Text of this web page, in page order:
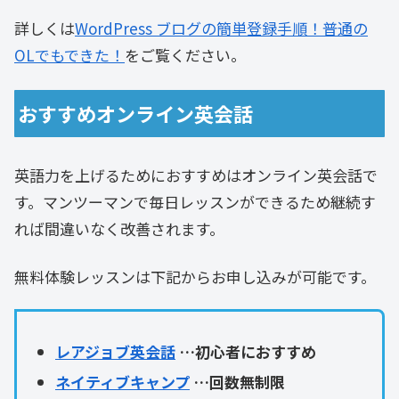
詳しくはWordPress ブログの簡単登録手順！普通の
OLでもできた！ をご覧ください。
おすすめオンライン英会話
英語力を上げるためにおすすめはオンライン英会話で
す。マンツーマンで毎日レッスンができるため継続す
れば間違いなく改善されます。
無料体験レッスンは下記からお申し込みが可能です。
レアジョブ英会話 …初心者におすすめ
ネイティブキャンプ …回数無制限